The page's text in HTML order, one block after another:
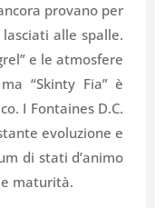
provano per
alle spalle.
e le atmosfere
“Skinty Fia” è
I Fontaines D.C.
evoluzione e
di stati d’animo
maturità.